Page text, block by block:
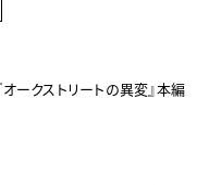
オークストリートの異変』本編